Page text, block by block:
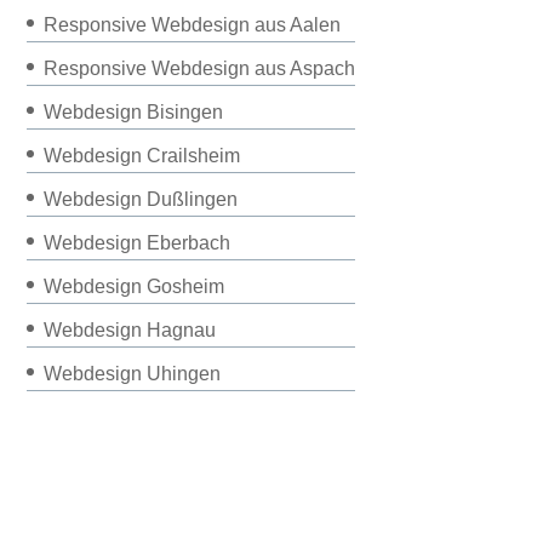
Responsive Webdesign aus Aalen
Responsive Webdesign aus Aspach
Webdesign Bisingen
Webdesign Crailsheim
Webdesign Dußlingen
Webdesign Eberbach
Webdesign Gosheim
Webdesign Hagnau
Webdesign Uhingen